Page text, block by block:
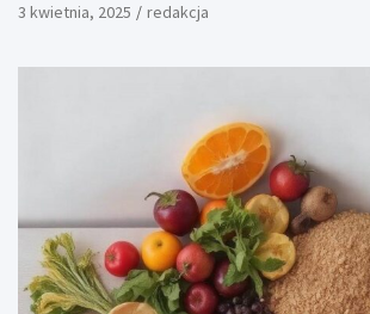
3 kwietnia, 2025 redakcja